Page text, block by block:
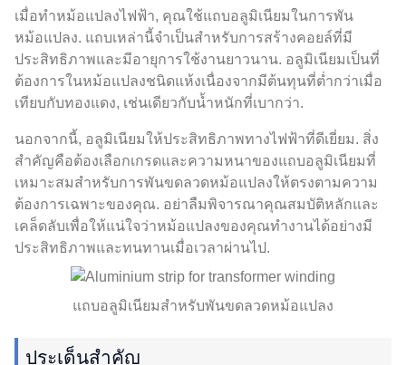
เมื่อทำหม้อแปลงไฟฟ้า, คุณใช้แถบอลูมิเนียมในการพัน
หม้อแปลง. แถบเหล่านี้จำเป็นสำหรับการสร้างคอยล์ที่มี
ประสิทธิภาพและมีอายุการใช้งานยาวนาน. อลูมิเนียมเป็นที่
ต้องการในหม้อแปลงชนิดแห้งเนื่องจากมีต้นทุนที่ต่ำกว่าเมื่อ
เทียบกับทองแดง, เช่นเดียวกับน้ำหนักที่เบากว่า.
นอกจากนี้, อลูมิเนียมให้ประสิทธิภาพทางไฟฟ้าที่ดีเยี่ยม. สิ่ง
สำคัญคือต้องเลือกเกรดและความหนาของแถบอลูมิเนียมที่
เหมาะสมสำหรับการพันขดลวดหม้อแปลงให้ตรงตามความ
ต้องการเฉพาะของคุณ. อย่าลืมพิจารณาคุณสมบัติหลักและ
เคล็ดลับเพื่อให้แน่ใจว่าหม้อแปลงของคุณทำงานได้อย่างมี
ประสิทธิภาพและทนทานเมื่อเวลาผ่านไป.
แถบอลูมิเนียมสำหรับพันขดลวดหม้อแปลง
ประเด็นสำคัญ